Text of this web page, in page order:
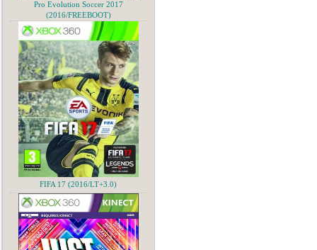
Pro Evolution Soccer 2017
(2016/FREEBOOT)
FIFA 17 (2016/LT+3.0)